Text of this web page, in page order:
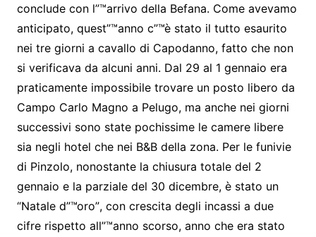
conclude con l”™arrivo della Befana. Come avevamo
anticipato, quest”™anno c”™è stato il tutto esaurito
nei tre giorni a cavallo di Capodanno, fatto che non
si verificava da alcuni anni. Dal 29 al 1 gennaio era
praticamente impossibile trovare un posto libero da
Campo Carlo Magno a Pelugo, ma anche nei giorni
successivi sono state pochissime le camere libere
sia negli hotel che nei B&B della zona. Per le funivie
di Pinzolo, nonostante la chiusura totale del 2
gennaio e la parziale del 30 dicembre, è stato un
“Natale d”™oro”, con crescita degli incassi a due
cifre rispetto all”™anno scorso, anno che era stato